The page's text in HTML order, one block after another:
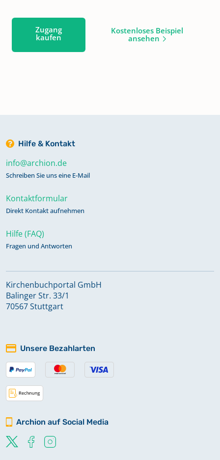
Zugang
kaufen
Kostenloses Beispiel
ansehen
Hilfe & Kontakt
info@archion.de
Schreiben Sie uns eine E-Mail
Kontaktformular
Direkt Kontakt aufnehmen
Hilfe (FAQ)
Fragen und Antworten
Kirchenbuchportal GmbH
Balinger Str. 33/1
70567 Stuttgart
Unsere Bezahlarten
Archion auf Social Media